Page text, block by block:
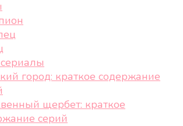
город: краткое содержание
щербет: краткое
серий